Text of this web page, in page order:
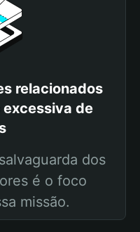
relacionados
de
dos
é o foco
missão.